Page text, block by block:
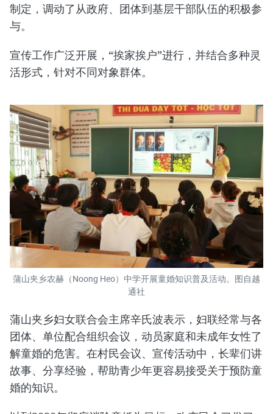
制定，调动了从政府、团体到基层干部队伍的积极参
与。
​宣传工作广泛开展，“挨家挨户”进行，并结合多种灵
活形式，针对不同对象群体。
蒲山夹乡农赫（Noong Heo）中学开展童婚知识普及活动。图自越
通社
蒲山夹乡妇女联合会主席辛氏波表示，妇联经常与各
团体、单位配合组织会议，动员家庭和未成年女性了
解童婚的危害。在村民会议、宣传活动中，长辈们讲
故事、分享经验，帮助青少年更容易接受关于预防童
婚的知识。